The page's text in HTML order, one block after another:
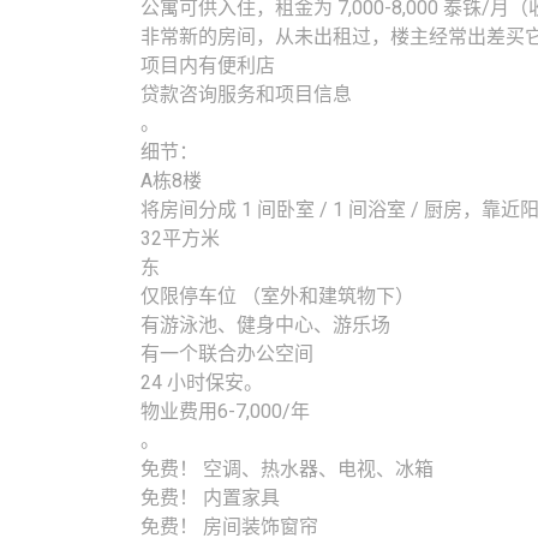
公寓可供入住，租金为 7,000-8,000 泰铢/月（
非常新的房间，从未出租过，楼主经常出差买
项目内有便利店
贷款咨询服务和项目信息
。
细节：
A栋8楼
将房间分成 1 间卧室 / 1 间浴室 / 厨房，靠近
32平方米
东
仅限停车位 （室外和建筑物下）
有游泳池、健身中心、游乐场
有一个联合办公空间
24 小时保安。
物业费用6-7,000/年
。
免费！ 空调、热水器、电视、冰箱
免费！ 内置家具
免费！ 房间装饰窗帘